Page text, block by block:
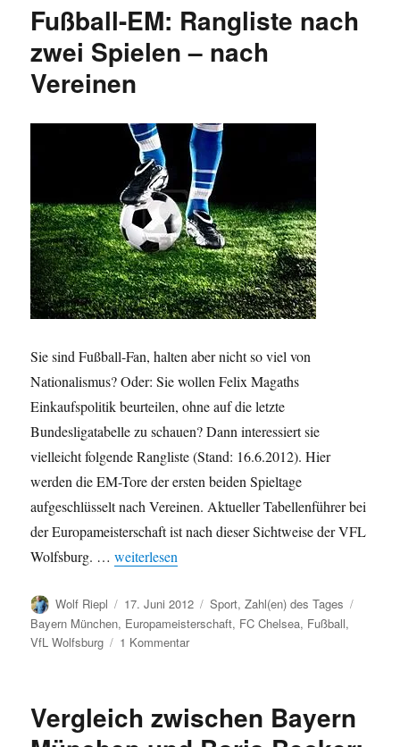
Tore-
nach
Fußball-EM: Rangliste nach
zwei Spielen – nach
Vereinen
Sie sind Fußball-Fan, halten aber nicht so viel von
Nationalismus? Oder: Sie wollen Felix Magaths
Einkaufspolitik beurteilen, ohne auf die letzte
Bundesligatabelle zu schauen? Dann interessiert sie
vielleicht folgende Rangliste (Stand: 16.6.2012). Hier
werden die EM-Tore der ersten beiden Spieltage
aufgeschlüsselt nach Vereinen. Aktueller Tabellenführer bei
der Europameisterschaft ist nach dieser Sichtweise der VFL
Wolfsburg. …„Fußball-EM: Rangliste nach zwei Spielen – nach
weiterlesen
Autor
Wolf Riepl
Veröffentlicht
am
17. Juni 2012 Kategorien
Sport,Zahl(en) des Tages
Bayern München, Europameisterschaft, FC Chelsea, Fußball,
VfL Wolfsburg
1 Kommentarzu
nach
Vergleich zwischen Bayern